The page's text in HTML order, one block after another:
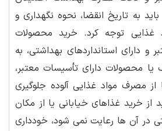
به تاریخ انقضا، نحوه نگهداری و
توجه کرد. خرید محصولات
و دارای استانداردهای بهداشتی، به
یا محصولات دارای تأسیسات معتبر،
مصرف مواد غذایی آلوده جلوگیری
از خرید غذاهای خیابانی یا از مکان
در آن ها رعایت نمی شود، خودداری